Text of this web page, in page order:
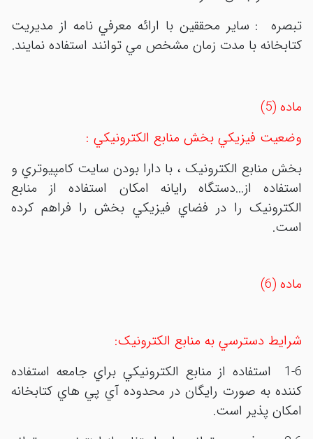
تبصره : ساير محققين با ارائه معرفي نامه از مديريت
کتابخانه با مدت زمان مشخص مي توانند استفاده نمايند.
ماده (5)
وضعيت فيزيکي بخش منابع الکترونيکي :
بخش منابع الکترونيک ، با دارا بودن سايت کامپيوتري و
استفاده از...دستگاه رايانه امکان استفاده از منابع
الکترونيک را در فضاي فيزيکي بخش را فراهم کرده
است.
ماده (6)
شرايط دسترسي به منابع الکترونيک:
1-6 استفاده از منابع الکترونيکي براي جامعه استفاده
کننده به صورت رايگان در محدوده آي پي هاي کتابخانه
امکان پذير است.